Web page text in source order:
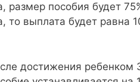
пособия будет
то выплата будет равна
достижения ребенком